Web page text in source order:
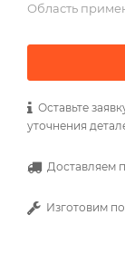
Область
Оставьте
уточнения
Доставляем
Изготовим